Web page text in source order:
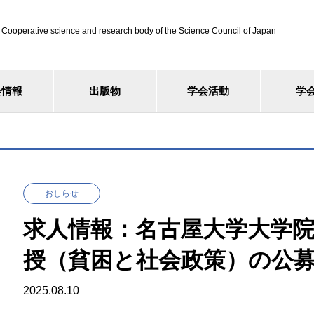
science and research body of the Science Council of Japan
報 出版物 学会活動 学
おしらせ
求人情報：名古屋大学大学
授（貧困と社会政策）の公
2025.08.10